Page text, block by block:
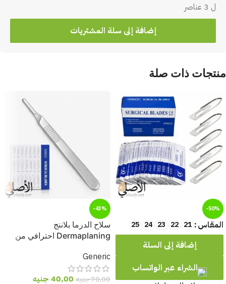
ل 3 عناصر
إضافة إلى سلة المشتريات
منتجات ذات صلة
-50%
المقاس 21
22
23
24
25
إضافة إلى السلة
الشراء عبر الواتساب
-43%
سلاح الدرما بلاننج
Dermaplaning احترافي من
البشرة وإزالة الزغب
Generic
70,00جنيه 40,00 جنيه